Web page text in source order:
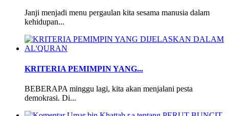
Janji menjadi menu pergaulan kita sesama manusia dalam
kehidupan...
KRITERIA PEMIMPIN YANG...
BEBERAPA minggu lagi, kita akan menjalani pesta
demokrasi. Di...